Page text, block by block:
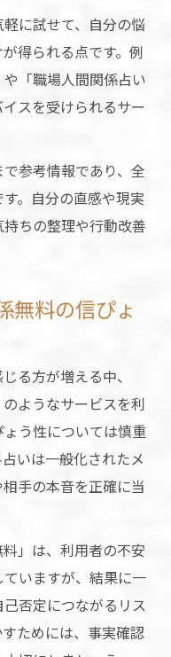
点で前向きに
きなアプローチを
未来への一歩を踏
のポジティブな変
じる時の特徴
前向きに考える
手に入れる
た自己肯定感の
係の自信を与える
結果を日常に生か
回復のカギにな
安心して築くコツ
に試せて、自分の悩
得られる点です。例
「職場人間関係占い
スを受けられるサー
参考情報であり、全
。自分の直感や現実
ちの整理や行動改善
無料の信ぴょ
る方が増える中、
のようなサービスを利
う性については慎重
いは一般化されたメ
手の本音を正確に当
」は、利用者の不安
いますが、結果に一
否定につながるリス
ためには、事実確認